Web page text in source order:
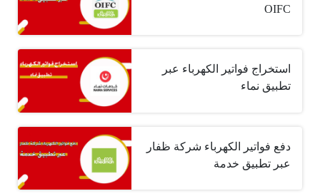
OIFC
استخراج فواتير الكهرباء عبر
تطبيق نماء
دفع فواتير الكهرباء شركة ظفار
عبر تطبيق خدمة